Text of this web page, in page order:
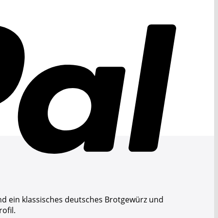
ein klassisches deutsches Brotgewürz und